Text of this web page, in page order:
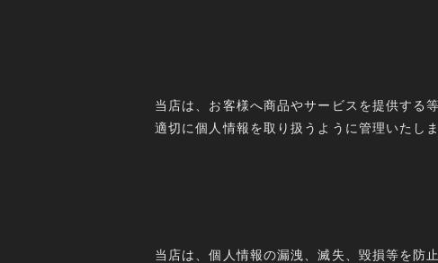
当店は、お客様へ商品やサービスを提供する
適切に個人情報を取り扱うように管理いたしま
当店は、個人情報の漏洩、滅失、毀損等を防